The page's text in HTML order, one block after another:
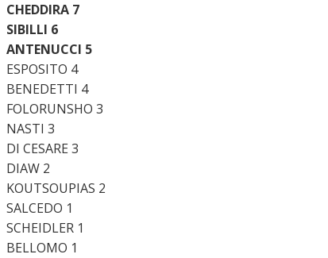
Home
News
Amarcord
Ex
L’avversario
Giovanili
Interviste
Focus
Calciomercato
Serie B
Video
CHEDDIRA 7
SIBILLI 6
ANTENUCCI 5
ESPOSITO 4
BENEDETTI 4
FOLORUNSHO 3
NASTI 3
DI CESARE 3
DIAW 2
KOUTSOUPIAS 2
SALCEDO 1
SCHEIDLER 1
BELLOMO 1